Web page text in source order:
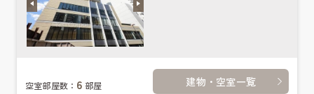
空室部屋数： 6 部屋 建物・空室一覧